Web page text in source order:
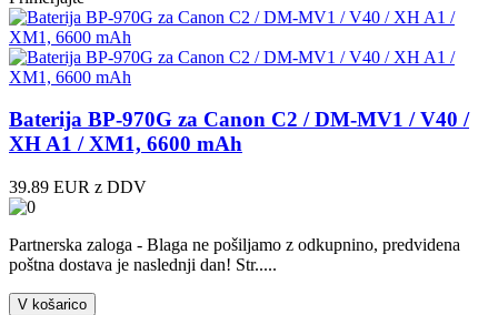
Baterija BP-970G za Canon C2 / DM-MV1 / V40 /
XH A1 / XM1, 6600 mAh
39.89 EUR z DDV
Partnerska zaloga - Blaga ne pošiljamo z odkupnino, predvidena
poštna dostava je naslednji dan! Str.....
V košarico